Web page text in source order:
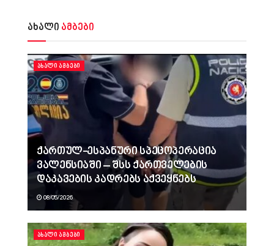
ახალი ამბები
ᲐᲮᲐᲚᲘ ᲐᲛᲑᲔᲑᲘ
ქართულ-ესპანური სპეცოპერაცია
ვალენსიაში – შსს ქართველების
დაკავების კადრებს აქვეყნებს
08/05/2026
ᲐᲮᲐᲚᲘ ᲐᲛᲑᲔᲑᲘ